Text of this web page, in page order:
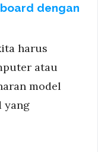
dengan
harus
atau
model
yang